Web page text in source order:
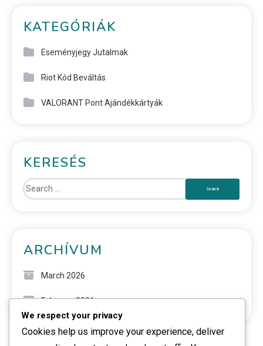
KATEGÓRIÁK
Eseményjegy Jutalmak
Riot Kód Beváltás
VALORANT Pont Ajándékkártyák
KERESÉS
ARCHÍVUM
March 2026
February 2026
We respect your privacy
Cookies help us improve your experience, deliver